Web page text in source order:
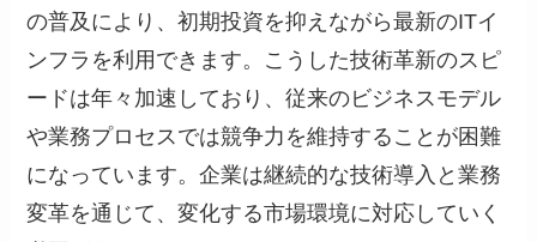
の普及により、初期投資を抑えながら最新のITイ
ンフラを利用できます。こうした技術革新のスピ
ードは年々加速しており、従来のビジネスモデル
や業務プロセスでは競争力を維持することが困難
になっています。企業は継続的な技術導入と業務
変革を通じて、変化する市場環境に対応していく